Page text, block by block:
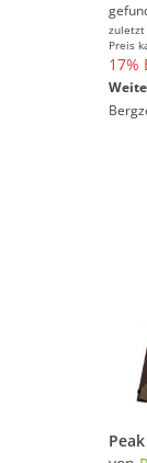
zuletzt
Preis
17%